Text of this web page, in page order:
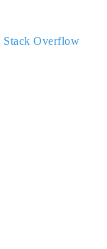
Stack Overflow